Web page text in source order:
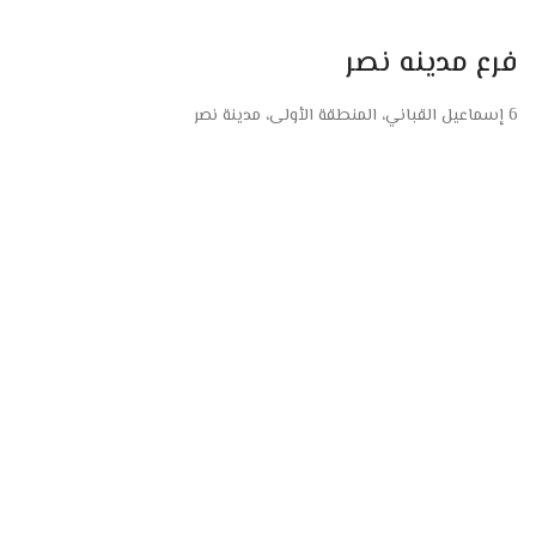
فرع مدينه نصر
6 إسماعيل القباني، المنطقة الأولى، مدينة نصر